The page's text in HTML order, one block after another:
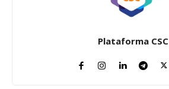
Plataforma CSC